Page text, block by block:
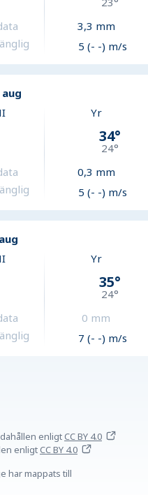
3,3 mm
5 (- -) m/s
Yr
34°
24°
0,3 mm
5 (- -) m/s
Yr
35°
24°
0 mm
7 (- -) m/s
enligtCC BY 4.0
enligtCC BY 4.0
har mappats till